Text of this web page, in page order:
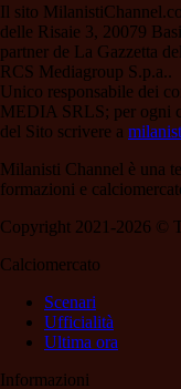
Il sito
delle Risaie 3, 20079
partner de La Gazzetta
RCS Mediagroup S.p.a..
Unico responsabile dei
MEDIA SRLS; per ogni
del Sito scrivere a
Milanisti Channel è una
formazioni e
Copyright 2021-2026 ©
Calciomercato
Scenari
Ufficialità
Ultima ora
Informazioni